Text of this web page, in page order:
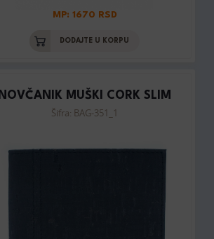
MP: 1670 RSD
DODAJTE U KORPU
NOVČANIK MUŠKI CORK SLIM
Šifra: BAG-351_1